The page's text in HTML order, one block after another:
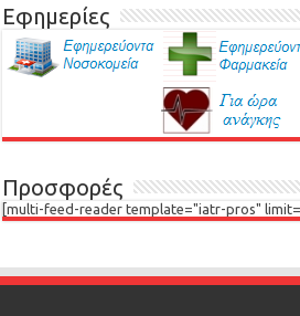
Εφημερίες
Προσφορές
[multi-feed-reader template="iatr-pros"